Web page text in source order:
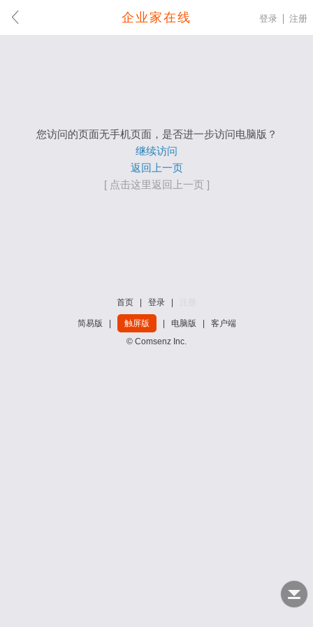
企业家在线 登录 注册
您访问的页面无手机页面，是否进一步访问电脑版？
继续访问
返回上一页
[ 点击这里返回上一页 ]
首页 登录
简易版 触屏版 电脑版
客户端
© Comsenz Inc.